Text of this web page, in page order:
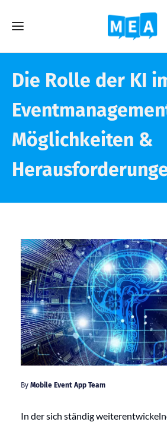
Die Rolle der KI
Möglichkeiten &
By Mobile Event App Team
In der sich ständig